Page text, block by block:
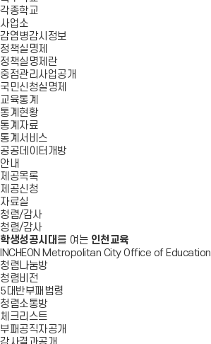
각종학교
사업소
감염병감시정보
정책실명제
정책실명제란
중점관리사업공개
국민신청실명제
교육통계
통계현황
통계자료
통계서비스
공공데이터개방
안내
제공목록
제공신청
자료실
청렴/감사
청렴/감사
학생성공시대 를 여는 인천교육
INCHEON Metropolitan City Office of Education
청렴나눔방
청렴비전
5대반부패법령
청렴소통방
체크리스트
부패공직자공개